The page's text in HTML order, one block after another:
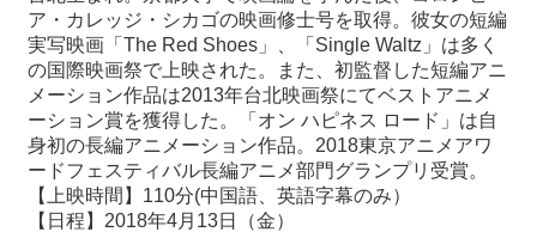
台
湾
の
本
ア・カレッジ・シカゴの映画修士号を取得。彼女の短編
実写映画「 The Red Shoes 」、「 Single Waltz 」は多く
の国際映画祭で上映された。また、初監督した短編アニ
メーション作品は2013年台北映画祭にてベストアニメ
ーション賞を獲得した。「オン ハピネス ロード」は自
身初の長編アニメーション作品。 2018東京アニメアワ
ードフェスティバル長編アニメ部門グランプリ 受賞。
【上映時間】 110分(中国語、英語字幕のみ）
【日程】 2018年4月 13日（金）